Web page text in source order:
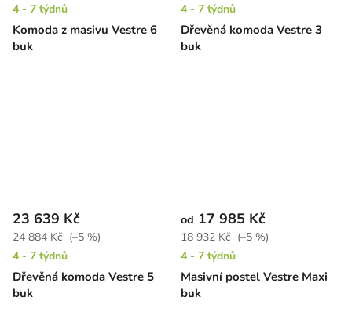
Komoda z masivu Vestre 6
buk
4 - 7 týdnů
Dřevěná komoda Vestre 3
buk
4 - 7 týdnů
Dřevěná komoda Vestre 5
buk
23 639 Kč
24 884 Kč (–5 %)
4 - 7 týdnů
Masivní postel Vestre Maxi
buk
od 17 985 Kč
18 932 Kč (–5 %)
4 - 7 týdnů